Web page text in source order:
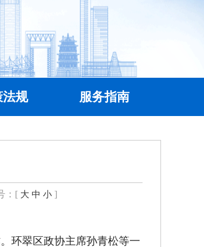
法规 服务指南
：[ 大 中 小 ]
环翠区政协主席孙青松等一